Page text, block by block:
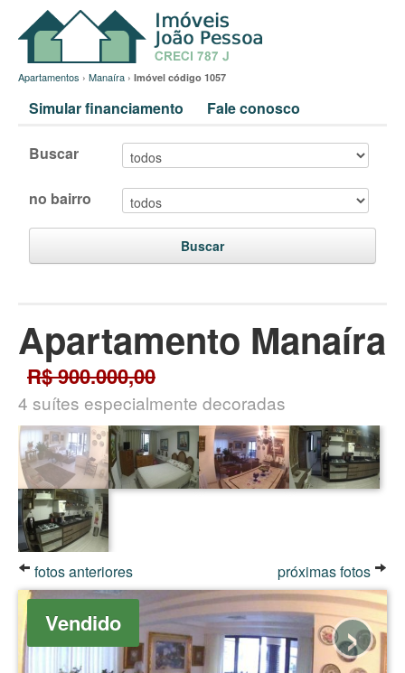
Apartamentos › Manaíra › Imóvel código 1057
Simular financiamento Fale conosco
Buscar
no bairro
Buscar
Apartamento Manaíra
R$ 900.000,00
4 suítes especialmente decoradas
fotos anteriores próximas fotos
›
Vendido